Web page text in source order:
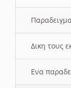
Δικη τους
Ενα